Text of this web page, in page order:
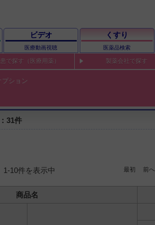
ビデオ
医療動画視聴
くすり
医薬品検索
で探す（医療用薬） 製薬会社で探す
プション
31件
1-10件を表示中 最初 前へ
商品名